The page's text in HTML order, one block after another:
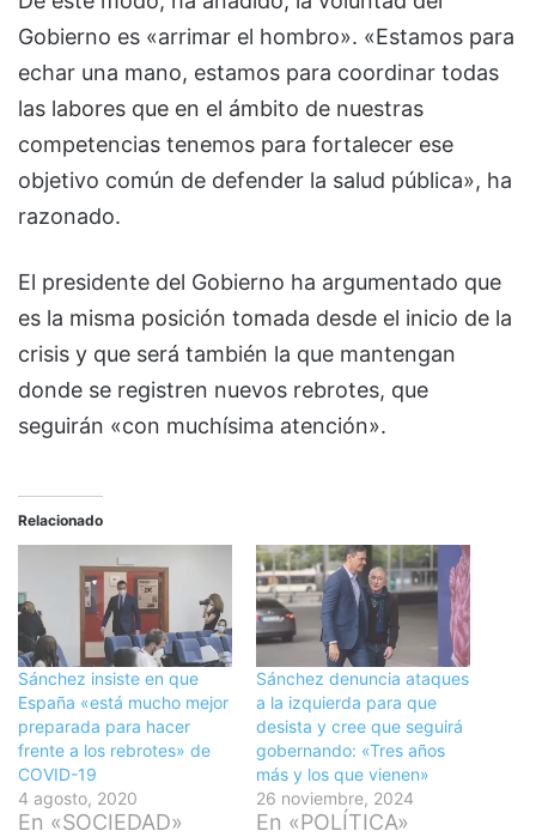
Gobierno es «arrimar el hombro». «Estamos para
echar una mano, estamos para coordinar todas
las labores que en el ámbito de nuestras
competencias tenemos para fortalecer ese
objetivo común de defender la salud pública», ha
razonado.
El presidente del Gobierno ha argumentado que
es la misma posición tomada desde el inicio de la
crisis y que será también la que mantengan
donde se registren nuevos rebrotes, que
seguirán «con muchísima atención».
Relacionado
Sánchez insiste en que
España «está mucho mejor
preparada para hacer
frente a los rebrotes» de
COVID-19
4 agosto, 2020
En «SOCIEDAD»
Sánchez denuncia ataques
a la izquierda para que
desista y cree que seguirá
gobernando: «Tres años
más y los que vienen»
26 noviembre, 2024
En «POLÍTICA»